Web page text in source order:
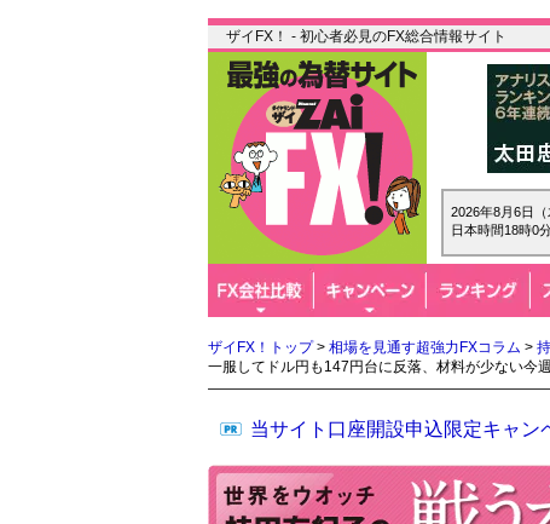
ザイFX！ - 初心者必見のFX総合情報サイト
2026年8月6日（
日本時間18時0分
ザイFX！トップ> 相場を見通す超強力FXコラム >
一服してドル円も147円台に反落、材料が少ない今
当サイト口座開設申込限定キャン